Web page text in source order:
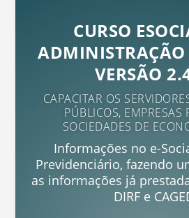
CURSO
VERSÃO
CAPACITAR OS
PÚBLICOS, EMPRESAS
SOCIEDADES DE
Informações no e-
Previdenciário, fazendo
as informações já
DIRF e